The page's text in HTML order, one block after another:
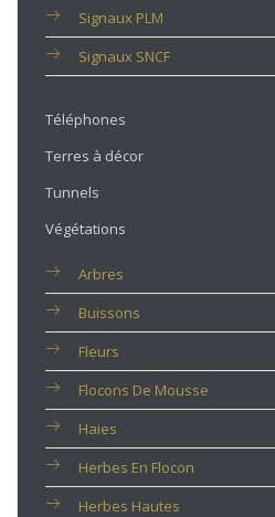
Signaux PLM
Signaux SNCF
Téléphones
Terres à décor
Tunnels
Végétations
Arbres
Buissons
Fleurs
Flocons De Mousse
Haies
Herbes En Flocon
Herbes Hautes